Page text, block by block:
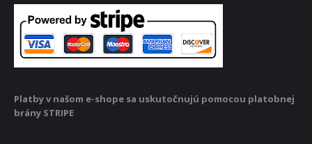
Platby v našom e-shope sa uskutočnujú pomocou platobnej
brány STRIPE